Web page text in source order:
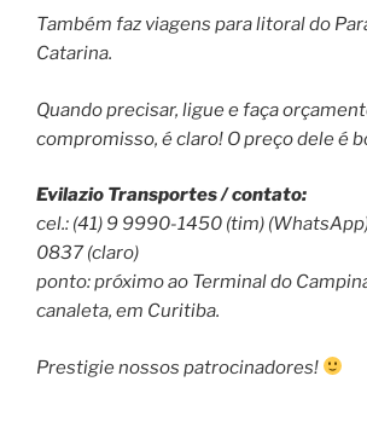
Também faz viagens para litoral do
Catarina.
Quando precisar, ligue e faça
compromisso, é claro! O preço dele é
Evilazio Transportes / contato:
cel.: (41) 9 9990-1450 (tim)
0837 (claro)
ponto: próximo ao Terminal do
canaleta, em Curitiba.
Prestigie nossos patrocinadores!